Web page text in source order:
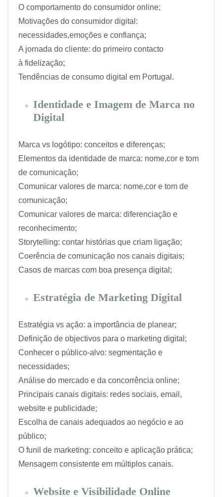
O comportamento do consumidor online;
Motivações do consumidor digital:
necessidades,emoções e confiança;
A jornada do cliente: do primeiro contacto
à fidelização;
Tendências de consumo digital em Portugal.
Identidade e Imagem de Marca no
Digital
Marca vs logótipo: conceitos e diferenças;
Elementos da identidade de marca: nome,cor e tom
de comunicação;
Comunicar valores de marca: nome,cor e tom de
comunicação;
Comunicar valores de marca: diferenciação e
reconhecimento;
Storytelling: contar histórias que criam ligação;
Coerência de comunicação nos canais digitais;
Casos de marcas com boa presença digital;
Estratégia de Marketing Digital
Estratégia vs ação: a importância de planear;
Definição de objectivos para o marketing digital;
Conhecer o público-alvo: segmentação e
necessidades;
Análise do mercado e da concorrência online;
Principais canais digitais: redes sociais, email,
website e publicidade;
Escolha de canais adequados ao negócio e ao
público;
O funil de marketing: conceito e aplicação prática;
Mensagem consistente em múltiplos canais.
Website e Visibilidade Online